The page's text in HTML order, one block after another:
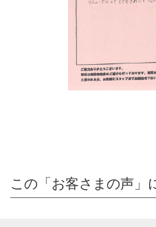
この「お客さまの声」